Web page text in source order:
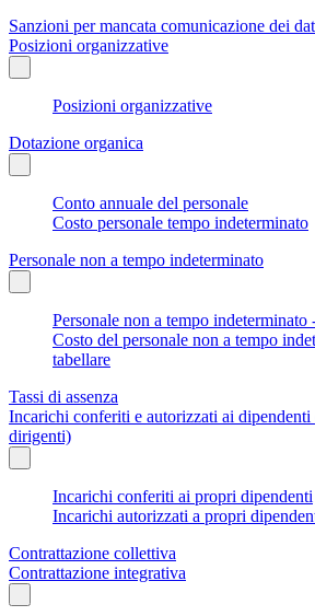
Sanzioni per mancata comunicazione dei
Posizioni organizzative
Posizioni organizzative
Dotazione organica
Conto annuale del personale
Costo personale tempo indeterminato
Personale non a tempo indeterminato
Personale non a tempo
Costo del personale non a tempo
tabellare
Tassi di assenza
Incarichi conferiti e autorizzati ai
dirigenti)
Incarichi conferiti ai propri dipendenti
Incarichi autorizzati a propri
Contrattazione collettiva
Contrattazione integrativa